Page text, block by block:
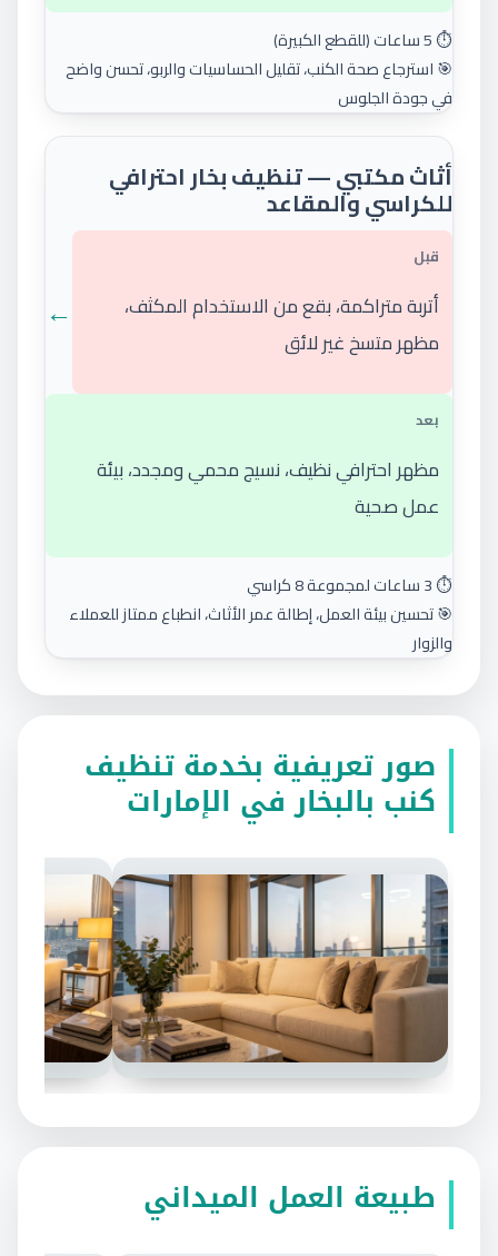
⏱️ 5 ساعات (للقطع الكبيرة)
🎯 استرجاع صحة الكنب، تقليل الحساسيات والربو، تحسن واضح
في جودة الجلوس
أثاث مكتبي — تنظيف بخار احترافي
للكراسي والمقاعد
قبل
أتربة متراكمة، بقع من الاستخدام المكثف،
مظهر متسخ غير لائق
←
بعد
مظهر احترافي نظيف، نسيج محمي ومجدد، بيئة
عمل صحية
⏱️ 3 ساعات لمجموعة 8 كراسي
🎯 تحسين بيئة العمل، إطالة عمر الأثاث، انطباع ممتاز للعملاء
والزوار
صور تعريفية بخدمة تنظيف
كنب بالبخار في الإمارات
طبيعة العمل الميداني